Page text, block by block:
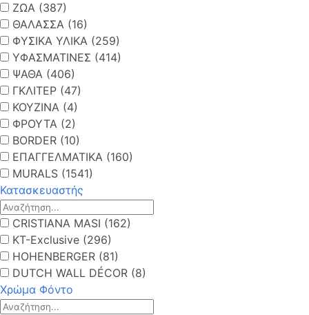
ΖΩΑ (387)
ΘΑΛΑΣΣΑ (16)
ΦΥΣΙΚΑ ΥΛΙΚΑ (259)
ΥΦΑΣΜΑΤΙΝΕΣ (414)
ΨΑΘΑ (406)
ΓΚΛΙΤΕΡ (47)
ΚΟΥΖΙΝΑ (4)
ΦΡΟΥΤΑ (2)
BORDER (10)
ΕΠΑΓΓΕΛΜΑΤΙΚΑ (160)
MURALS (1541)
Κατασκευαστής
CRISTIANA MASI (162)
KT-Exclusive (296)
HOHENBERGER (81)
DUTCH WALL DÉCOR (8)
Χρώμα Φόντο